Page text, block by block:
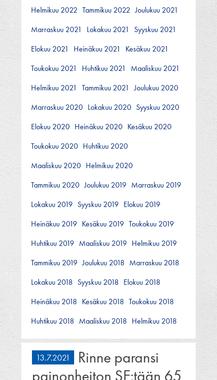
Helmikuu 2022 Tammikuu 2022 Joulukuu 2021
Marraskuu 2021
Lokakuu 2021
Syyskuu 2021
Elokuu 2021
Heinäkuu 2021
Kesäkuu 2021
Toukokuu 2021
Huhtikuu 2021
Maaliskuu 2021
Helmikuu 2021
Tammikuu 2021
Joulukuu 2020
Marraskuu 2020 Lokakuu 2020 Syyskuu 2020
Elokuu 2020 Heinäkuu 2020 Kesäkuu 2020
Toukokuu 2020 Huhtikuu 2020
Maaliskuu 2020 Helmikuu 2020
Tammikuu 2020 Joulukuu 2019 Marraskuu 2019
Lokakuu 2019 Syyskuu 2019 Elokuu 2019
Heinäkuu 2019 Kesäkuu 2019 Toukokuu 2019
Huhtikuu 2019 Maaliskuu 2019 Helmikuu 2019
Tammikuu 2019 Joulukuu 2018 Marraskuu 2018
Lokakuu 2018 Syyskuu 2018 Elokuu 2018
Heinäkuu 2018 Kesäkuu 2018 Toukokuu 2018
Huhtikuu 2018 Maaliskuu 2018 Helmikuu 2018
13.7.2021
Rinne paransi
painonheiton SE:tään 65